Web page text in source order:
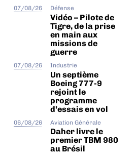
07/08/26 Défense
Vidéo – Pilote de
Tigre, de la prise
en main aux
missions de
guerre
07/08/26 Industrie
Un septième
Boeing 777-9
rejoint le
programme
d’essais en vol
06/08/26 Aviation Générale
Daher livre le
premier TBM 980
au Brésil